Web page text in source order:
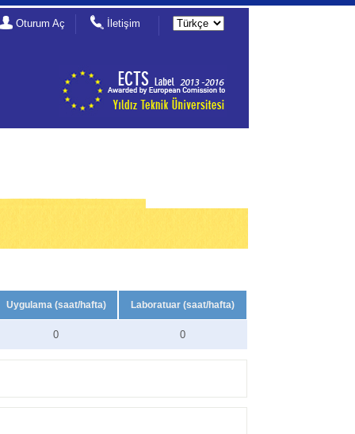
Oturum Aç İletişim
Uygulama (saat/hafta) Laboratuar (saat/hafta)
0 0